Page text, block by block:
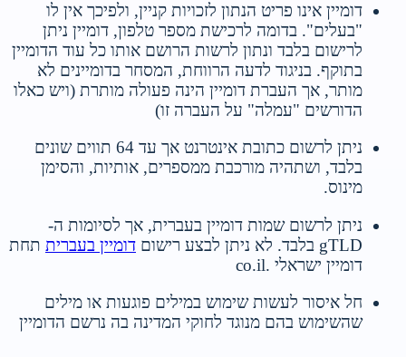
דומיין אינו פריט הנתון לזכויות קניין, ולפיכך אין לו
"בעלים". בדומה לרכישת מספר טלפון, דומיין ניתן
לרישום בלבד ונתון לרשות הרושם אותו כל עוד הדומיין
בתוקף. בניגוד לדעה הרווחת, המסחר בדומיינים לא
מותר, אך העברת דומיין הינה פעולה מותרת (ויש כאלו
הדורשים "עמלה" על העברה זו)
ניתן לרשום כתובת אינטרנט אך עד 64 תווים שונים
בלבד, ושתהיה מורכבת ממספרים, אותיות, והסימן
מינוס.
ניתן לרשום שמות דומיין בעברית, אך לסיומות ה-
gTLD בלבד. לא ניתן לבצע רישום
דומיין בעברית תחת
דומיין ישראלי .co.il
חל איסור לעשות שימוש במילים פוגעות או מילים
שהשימוש בהם מנוגד לחוקי המדינה בה נרשם הדומיין